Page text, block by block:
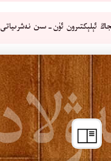
ئېلېكتىرون ئۈن-سىن نەشرىياتى